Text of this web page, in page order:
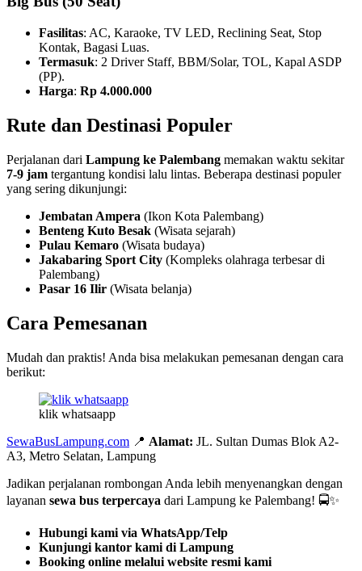
Fasilitas: AC, Karaoke, TV LED, Reclining Seat, Stop
Kontak, Bagasi Luas.
Termasuk: 2 Driver Staff, BBM/Solar, TOL, Kapal ASDP
(PP).
Harga: Rp 4.000.000
Rute dan Destinasi Populer
Perjalanan dari Lampung ke Palembang memakan waktu sekitar
7-9 jam tergantung kondisi lalu lintas. Beberapa destinasi populer
yang sering dikunjungi:
Jembatan Ampera (Ikon Kota Palembang)
Benteng Kuto Besak (Wisata sejarah)
Pulau Kemaro (Wisata budaya)
Jakabaring Sport City (Kompleks olahraga terbesar di
Palembang)
Pasar 16 Ilir (Wisata belanja)
Cara Pemesanan
Mudah dan praktis! Anda bisa melakukan pemesanan dengan cara
berikut:
klik whatsaapp
SewaBusLampung.com 📍 Alamat: JL. Sultan Dumas Blok A2-
A3, Metro Selatan, Lampung
Jadikan perjalanan rombongan Anda lebih menyenangkan dengan
layanan sewa bus terpercaya dari Lampung ke Palembang! 🚍✨
Hubungi kami via WhatsApp/Telp
Kunjungi kantor kami di Lampung
Booking online melalui website resmi kami